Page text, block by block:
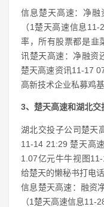
信息楚天高速：净
（1楚天高速信息
率，所有股票都是韭
讯楚天高速：净融资
楚天高速资讯11-17
高新技术企业私募鸡
3、楚天高速和湖北交
湖北交投子公司楚天
11-14 21:29 楚天高
1.07亿元牛牛视图
给楚天的懒秘书打电
信息楚天高速：融资
（1楚天高速信息11-